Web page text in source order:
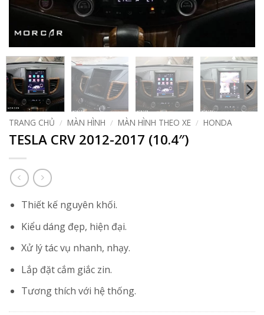
TRANG CHỦ / MÀN HÌNH / MÀN HÌNH THEO XE / HONDA
TESLA CRV 2012-2017 (10.4″)
Thiết kế nguyên khối.
Kiểu dáng đẹp, hiện đại.
Xử lý tác vụ nhanh, nhạy.
Lắp đặt cắm giắc zin.
Tương thích với hệ thống.